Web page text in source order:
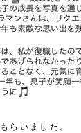
らいました。